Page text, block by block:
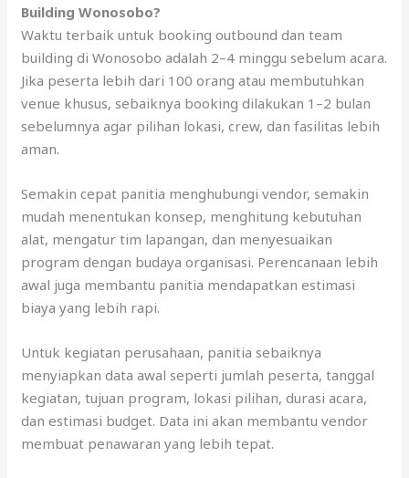
Building Wonosobo?
Waktu terbaik untuk booking outbound dan team
building di Wonosobo adalah 2–4 minggu sebelum acara.
Jika peserta lebih dari 100 orang atau membutuhkan
venue khusus, sebaiknya booking dilakukan 1–2 bulan
sebelumnya agar pilihan lokasi, crew, dan fasilitas lebih
aman.
Semakin cepat panitia menghubungi vendor, semakin
mudah menentukan konsep, menghitung kebutuhan
alat, mengatur tim lapangan, dan menyesuaikan
program dengan budaya organisasi. Perencanaan lebih
awal juga membantu panitia mendapatkan estimasi
biaya yang lebih rapi.
Untuk kegiatan perusahaan, panitia sebaiknya
menyiapkan data awal seperti jumlah peserta, tanggal
kegiatan, tujuan program, lokasi pilihan, durasi acara,
dan estimasi budget. Data ini akan membantu vendor
membuat penawaran yang lebih tepat.